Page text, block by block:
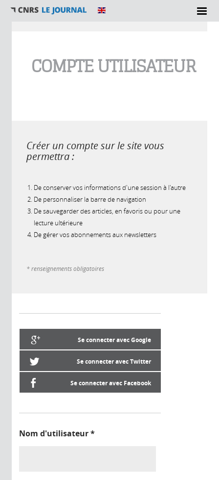
COMPTE UTILISATEUR
Créer un compte sur le site vous
permettra :
De conserver vos informations d'une session à l'autre
De personnaliser la barre de navigation
De sauvegarder des articles, en favoris ou pour une
lecture ultérieure
De gérer vos abonnements aux newsletters
* renseignements obligatoires
Se connecter avec Google
Se connecter avec Twitter
Se connecter avec Facebook
Nom d'utilisateur*